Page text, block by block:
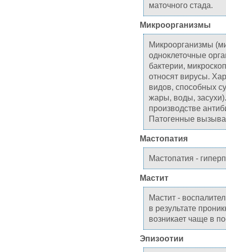
маточного стада.
Микроорганизмы
Микроорганизмы
одноклеточные
бактерии,
относят вирусы.
видов, способных
жары, воды,
производстве
Патогенные
Мастопатия
Мастопатия -
Мастит
Мастит -
в результате
возникает чаще в
Эпизоотии